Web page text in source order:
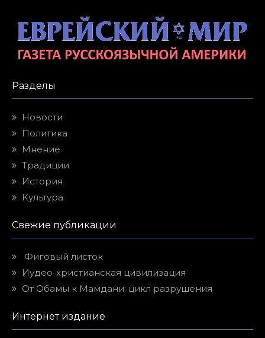
Разделы
Новости
Политика
Мнение
Традиции
История
Культура
Свежие публикации
Фиговый листок
Иудео-христианская цивилизация
От Обамы к Мамдани: цикл разрушения
Интернет издание